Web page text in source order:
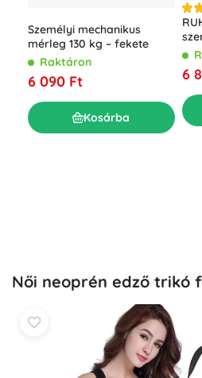
Személyi mechanikus
mérleg 130 kg – fekete
Raktáron
6 090 Ft
Kosárba
BIA
6
Női neoprén edző trikó